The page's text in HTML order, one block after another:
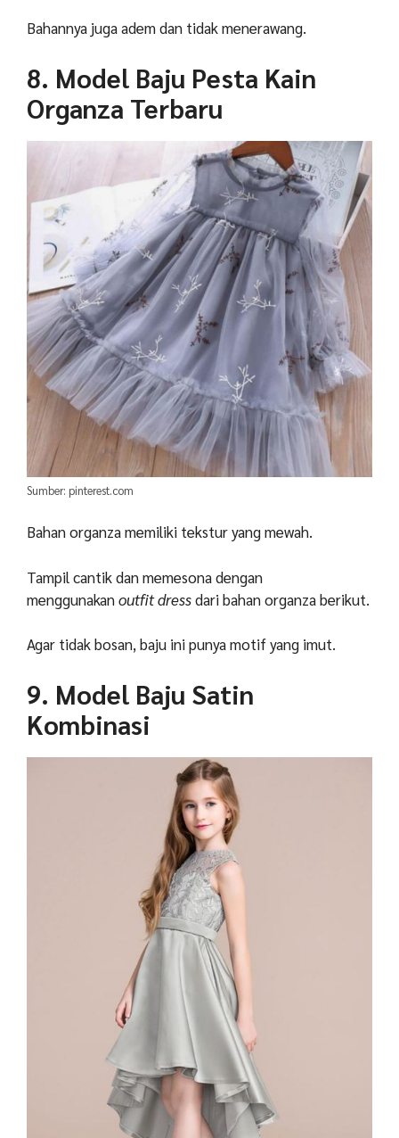
Bahannya juga adem dan tidak menerawang.
8. Model Baju Pesta Kain
Organza Terbaru
Sumber: pinterest.com
Bahan organza memiliki tekstur yang mewah.
Tampil cantik dan memesona dengan
menggunakanoutfit dressdari bahan organza berikut.
Agar tidak bosan, baju ini punya motif yang imut.
9. Model Baju Satin
Kombinasi